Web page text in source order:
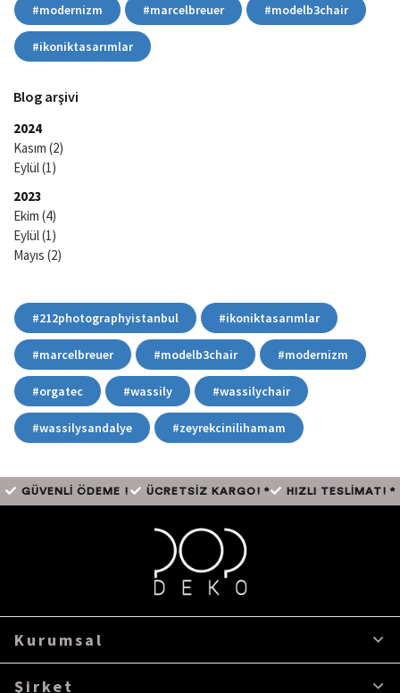
#modernizm #marcelbreuer #modelb3chair
#ikoniktasarımlar
Blog arşivi
2024
Kasım (2)
Eylül(1)
2023
Ekim (4)
Eylül(1)
Mayıs (2)
#212photographyistanbul #ikoniktasarımlar
#marcelbreuer #modelb3chair #modernizm
#orgatec #wassily #wassilychair
#wassilysandalye #zeyrekcinilihamam
GÜVENLİ ÖDEME ! ÜCRETSİZ KARGO! * HIZLI TESLİMAT! *
Kurumsal
Şirket